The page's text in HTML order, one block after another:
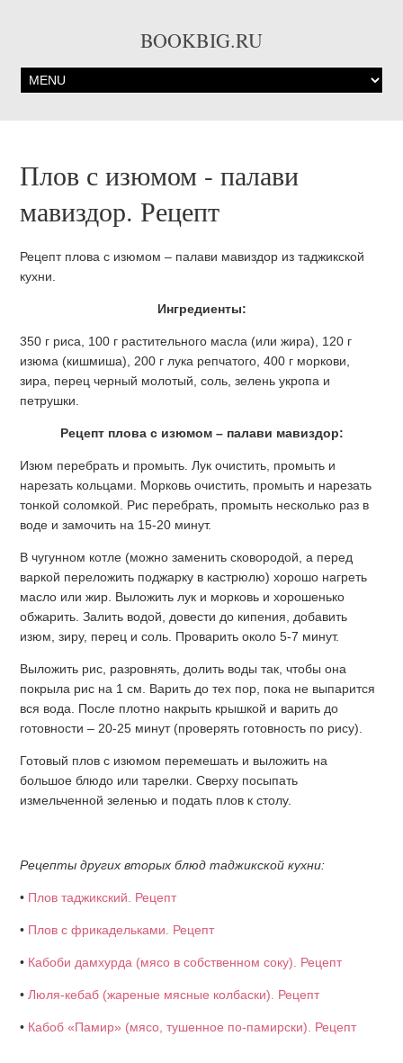
BOOKBIG.RU
Плов с изюмом - палави
мавиздор. Рецепт
Рецепт плова с изюмом – палави мавиздор из таджикской
кухни.
Ингредиенты:
350 г риса, 100 г растительного масла (или жира), 120 г
изюма (кишмиша), 200 г лука репчатого, 400 г моркови,
зира, перец черный молотый, соль, зелень укропа и
петрушки.
Рецепт плова с изюмом – палави мавиздор:
Изюм перебрать и промыть. Лук очистить, промыть и
нарезать кольцами. Морковь очистить, промыть и нарезать
тонкой соломкой. Рис перебрать, промыть несколько раз в
воде и замочить на 15-20 минут.
В чугунном котле (можно заменить сковородой, а перед
варкой переложить поджарку в кастрюлю) хорошо нагреть
масло или жир. Выложить лук и морковь и хорошенько
обжарить. Залить водой, довести до кипения, добавить
изюм, зиру, перец и соль. Проварить около 5-7 минут.
Выложить рис, разровнять, долить воды так, чтобы она
покрыла рис на 1 см. Варить до тех пор, пока не выпарится
вся вода. После плотно накрыть крышкой и варить до
готовности – 20-25 минут (проверять готовность по рису).
Готовый плов с изюмом перемешать и выложить на
большое блюдо или тарелки. Сверху посыпать
измельченной зеленью и подать плов к столу.
Рецепты других вторых блюд таджикской кухни:
• Плов таджикский. Рецепт
• Плов с фрикадельками. Рецепт
• Кабоби дамхурда (мясо в собственном соку). Рецепт
• Люля-кебаб (жареные мясные колбаски). Рецепт
• Кабоб «Памир» (мясо, тушенное по-памирски). Рецепт